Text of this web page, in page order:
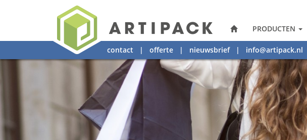
PRODUCTEN
contact | offerte | nieuwsbrief| info@artipack.nl